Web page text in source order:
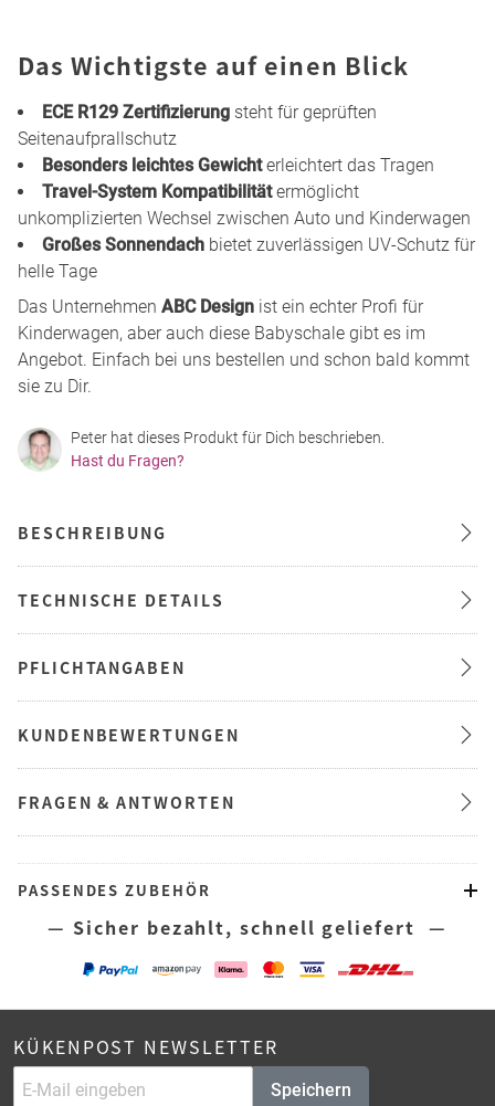
Das Wichtigste auf einen Blick
ECE R129 Zertifizierung steht für geprüften
Seitenaufprallschutz
Besonders leichtes Gewichterleichtert das Tragen
Travel-System Kompatibilitätermöglicht
unkomplizierten Wechsel zwischen Auto und Kinderwagen
Großes Sonnendach bietet zuverlässigen UV-Schutz für
helle Tage
Das Unternehmen ABC Design ist ein echter Profi für
Kinderwagen, aber auch diese Babyschale gibt es im
Angebot. Einfach bei uns bestellen und schon bald kommt
sie zu Dir.
Peter hat dieses Produkt für Dich beschrieben.
Hast du Fragen?
BESCHREIBUNG
TECHNISCHE DETAILS
PFLICHTANGABEN
KUNDENBEWERTUNGEN
FRAGEN & ANTWORTEN
PASSENDES ZUBEHÖR
— Sicher bezahlt, schnell geliefert —
KÜKENPOST NEWSLETTER
Speichern